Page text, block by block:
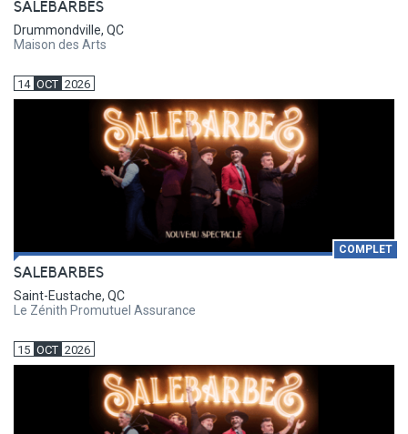
SALEBARBES
Drummondville, QC
Maison des Arts
14 OCT 2026
COMPLET
SALEBARBES
Saint-Eustache, QC
Le Zénith Promutuel Assurance
15 OCT 2026